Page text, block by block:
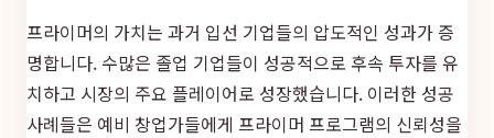
프라이머의 가치는 과거 입선 기업들의 압도적인 성과가 증
명합니다. 수많은 졸업 기업들이 성공적으로 후속 투자를 유
치하고 시장의 주요 플레이어로 성장했습니다. 이러한 성공
사례들은 예비 창업가들에게 프라이머 프로그램의 신뢰성을